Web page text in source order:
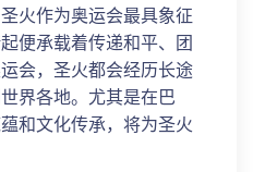
火作为奥运会最具象征
便承载着传递和平、团
会，圣火都会经历长途
界各地。尤其是在巴
和文化传承，将为圣火